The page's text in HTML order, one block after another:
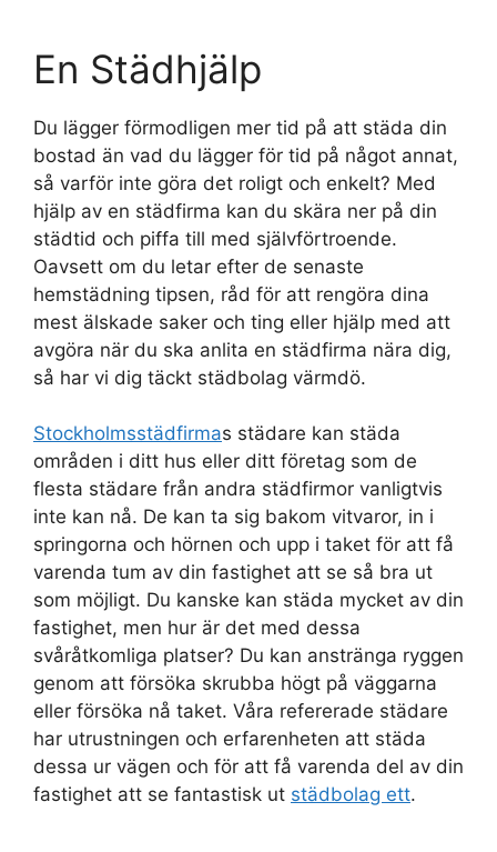
En Städhjälp
Du lägger förmodligen mer tid på att städa din
bostad än vad du lägger för tid på något annat,
så varför inte göra det roligt och enkelt? Med
hjälp av en städfirma kan du skära ner på din
städtid och piffa till med självförtroende.
Oavsett om du letar efter de senaste
hemstädning tipsen, råd för att rengöra dina
mest älskade saker och ting eller hjälp med att
avgöra när du ska anlita en städfirma nära dig,
så har vi dig täckt städbolag värmdö.
Stockholmsstädfirmas städare kan städa
områden i ditt hus eller ditt företag som de
flesta städare från andra städfirmor vanligtvis
inte kan nå. De kan ta sig bakom vitvaror, in i
springorna och hörnen och upp i taket för att få
varenda tum av din fastighet att se så bra ut
som möjligt. Du kanske kan städa mycket av din
fastighet, men hur är det med dessa
svåråtkomliga platser? Du kan anstränga ryggen
genom att försöka skrubba högt på väggarna
eller försöka nå taket. Våra refererade städare
har utrustningen och erfarenheten att städa
dessa ur vägen och för att få varenda del av din
fastighet att se fantastisk ut städbolag ett.